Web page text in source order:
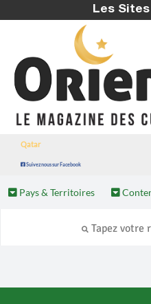
Les
Qatar
Suivez nous sur Facebook
Pays & Territoires